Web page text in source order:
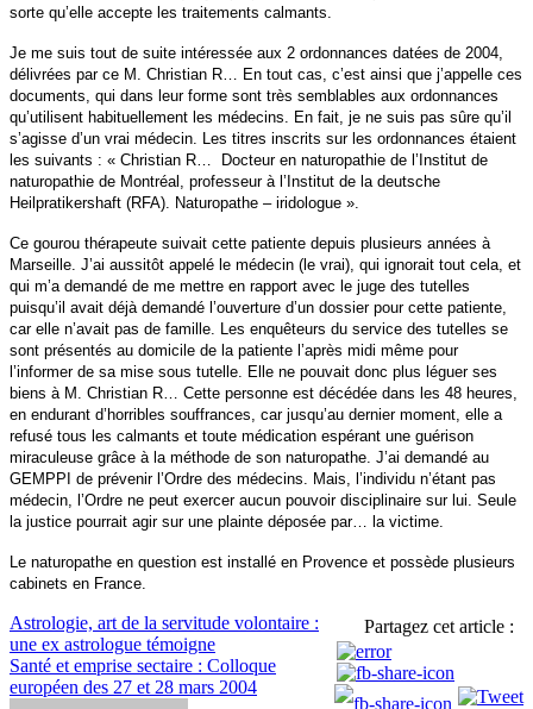
sorte qu’elle accepte les traitements calmants.
Je me suis tout de suite intéressée aux 2 ordonnances datées de 2004,
délivrées par ce M. Christian R… En tout cas, c’est ainsi que j’appelle ces
documents, qui dans leur forme sont très semblables aux ordonnances
qu’utilisent habituellement les médecins. En fait, je ne suis pas sûre qu’il
s’agisse d’un vrai médecin. Les titres inscrits sur les ordonnances étaient
les suivants : « Christian R… Docteur en naturopathie de l’Institut de
naturopathie de Montréal, professeur à l’Institut de la deutsche
Heilpratikershaft (RFA). Naturopathe – iridologue ».
Ce gourou thérapeute suivait cette patiente depuis plusieurs années à
Marseille. J’ai aussitôt appelé le médecin (le vrai), qui ignorait tout cela, et
qui m’a demandé de me mettre en rapport avec le juge des tutelles
puisqu’il avait déjà demandé l’ouverture d’un dossier pour cette patiente,
car elle n’avait pas de famille. Les enquêteurs du service des tutelles se
sont présentés au domicile de la patiente l’après midi même pour
l’informer de sa mise sous tutelle. Elle ne pouvait donc plus léguer ses
biens à M. Christian R… Cette personne est décédée dans les 48 heures,
en endurant d’horribles souffrances, car jusqu’au dernier moment, elle a
refusé tous les calmants et toute médication espérant une guérison
miraculeuse grâce à la méthode de son naturopathe. J’ai demandé au
GEMPPI de prévenir l’Ordre des médecins. Mais, l’individu n’étant pas
médecin, l’Ordre ne peut exercer aucun pouvoir disciplinaire sur lui. Seule
la justice pourrait agir sur une plainte déposée par… la victime.
Le naturopathe en question est installé en Provence et possède plusieurs
cabinets en France.
Partagez cet article :
Navigation
de
l’article
Astrologie, art de la servitude volontaire :
une ex astrologue témoigne
Santé et emprise sectaire : Colloque
européen des 27 et 28 mars 2004